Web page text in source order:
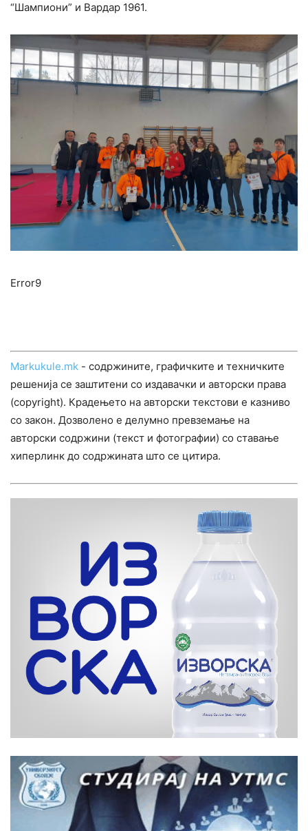
“Шампиони” и Вардар 1961.
Error9
Markukule.mk - содржините, графичките и техничките
решенија се заштитени со издавачки и авторски права
(copyright). Крадењето на авторски текстови е казниво
со закон. Дозволено е делумно превземање на
авторски содржини (текст и фотографии) со ставање
хиперлинк до содржината што се цитира.